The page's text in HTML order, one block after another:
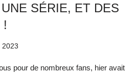
SÉRIE, ET DES
!
2023
pour de nombreux fans, hier avait